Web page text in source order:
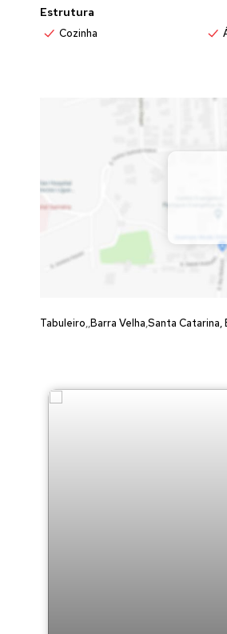
Estrutura
Cozinha
Tabuleiro Barra Velha Santa Catarina,